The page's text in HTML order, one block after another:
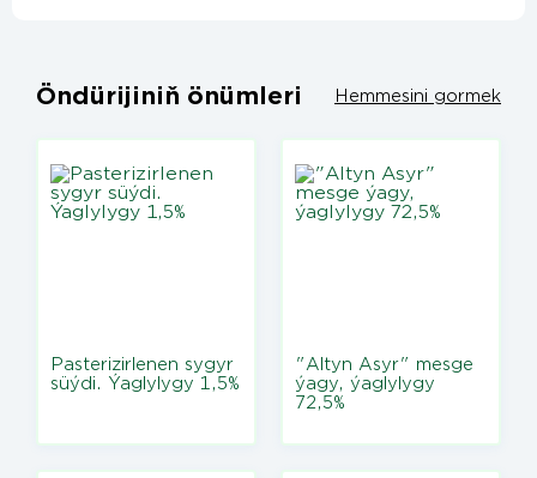
Öndürijiniň önümleri Hemmesini gormek
Pasterizirlenen sygyr
süýdi. Ýaglylygy 1,5%
"Altyn Asyr" mesge
ýagy, ýaglylygy
72,5%